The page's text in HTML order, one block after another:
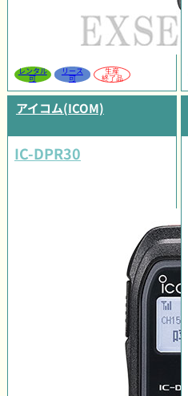
レンタル
可
リース
可
生産
終了品
アイコム(ICOM)
IC-DPR30